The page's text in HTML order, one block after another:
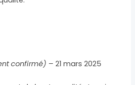
confirmé) – 21 mars 2025